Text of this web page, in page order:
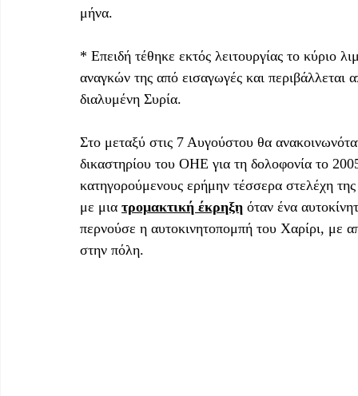
μήνα.
* Επειδή τέθηκε εκτός λειτουργίας το κύριο
αναγκών της από εισαγωγές και περιβάλλεται
διαλυμένη Συρία.
Στο μεταξύ στις 7 Αυγούστου θα
δικαστηρίου του ΟΗΕ για τη δολοφονία το
κατηγορούμενους ερήμην τέσσερα στελέχη
με μια τρομακτική έκρηξη όταν ένα
περνούσε η αυτοκινητοπομπή του Χαρίρι, με
στην πόλη.